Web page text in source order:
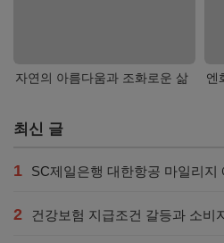
자연의 아름다움과 조화로운 삶 엔
최신 글
1 SC제일은행 대한항공 마일리지
2 건강보험 지급조건 갈등과 소비